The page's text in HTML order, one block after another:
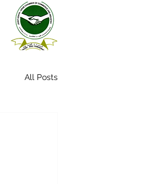
All Posts